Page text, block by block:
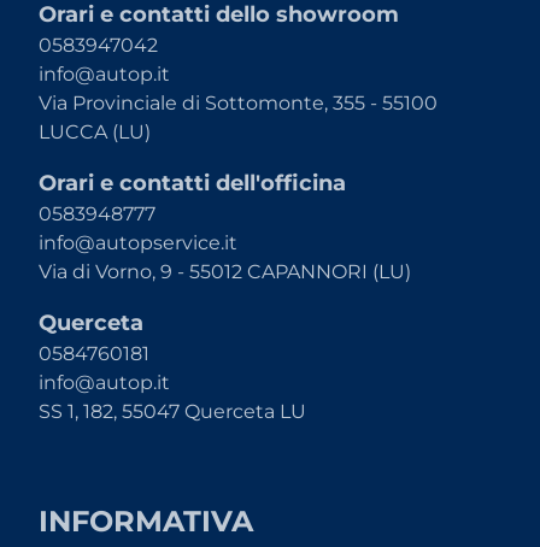
Orari e contatti dello showroom
0583947042
info@autop.it
Via Provinciale di Sottomonte, 355 - 55100
LUCCA (LU)
Orari e contatti dell'officina
0583948777
info@autopservice.it
Via di Vorno, 9 - 55012 CAPANNORI (LU)
Querceta
0584760181
info@autop.it
SS 1, 182, 55047 Querceta LU
INFORMATIVA